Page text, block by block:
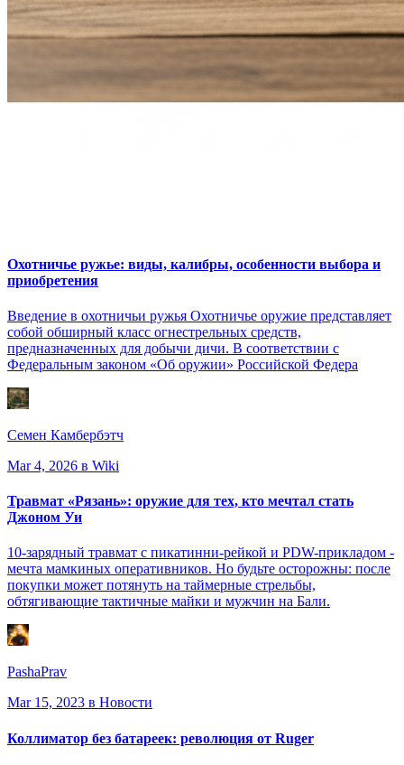
Охотничье ружье: виды, калибры, особенности выбора и
приобретения
Введение в охотничьи ружья Охотничье оружие представляет
собой обширный класс огнестрельных средств,
предназначенных для добычи дичи. В соответствии с
Федеральным законом «Об оружии» Российской Федера
Семен Камбербэтч
Mar 4, 2026 в Wiki
Травмат «Рязань»: оружие для тех, кто мечтал стать
Джоном Уи
10-зарядный травмат с пикатинни-рейкой и PDW-прикладом -
мечта мамкиных оперативников. Но будьте осторожны: после
покупки может потянуть на таймерные стрельбы,
обтягивающие тактичные майки и мужчин на Бали.
PashaPrav
Mar 15, 2023 в Новости
Коллиматор без батареек: революция от Ruger